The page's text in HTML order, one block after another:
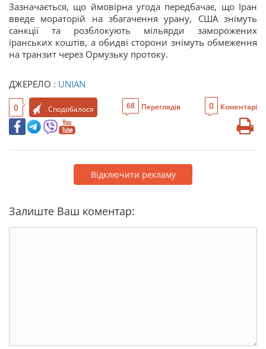
Зазначається, що ймовірна угода передбачає, що Іран
введе мораторій на збагачення урану, США знімуть
санкції та розблокують мільярди заморожених
іранських коштів, а обидві сторони знімуть обмеження
на транзит через Ормузьку протоку.
ДЖЕРЕЛО : UNIAN
0 Сподобалося 68 Переглядів 0 Коментарі
Відключити рекламу
Залиште Ваш коментар: